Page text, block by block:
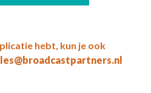
hebt, kun je ook